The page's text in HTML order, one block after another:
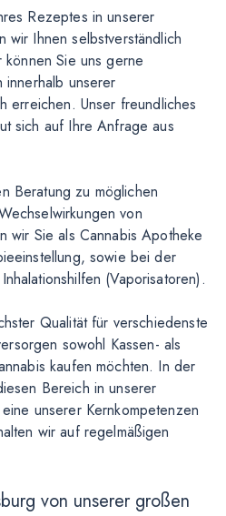
Rezeptes in unserer
wir Ihnen selbstverständlich
Sie uns gerne
innerhalb unserer
erreichen. Unser freundliches
sich auf Ihre Anfrage aus
Beratung zu möglichen
von
wir Sie als Cannabis Apotheke
sowie bei der
(Vaporisatoren).
Qualität für verschiedenste
sowohl Kassen- als
kaufen möchten. In der
Bereich in unserer
unserer Kernkompetenzen
wir auf regelmäßigen
von unserer großen